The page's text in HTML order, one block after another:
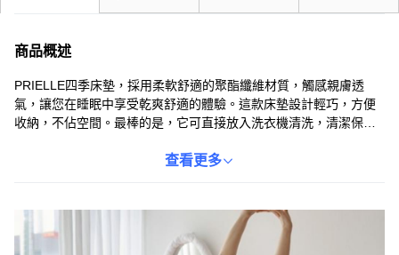
商品概述
PRIELLE四季床墊，採用柔軟舒適的聚酯纖維材質，觸感親膚透
氣，讓您在睡眠中享受乾爽舒適的體驗。這款床墊設計輕巧，方便
收納，不佔空間。最棒的是，它可直接放入洗衣機清洗，清潔保養
您的臥室增添一抹溫馨色彩，營造舒適宜人的睡眠氛圍。無論是春
查看更多